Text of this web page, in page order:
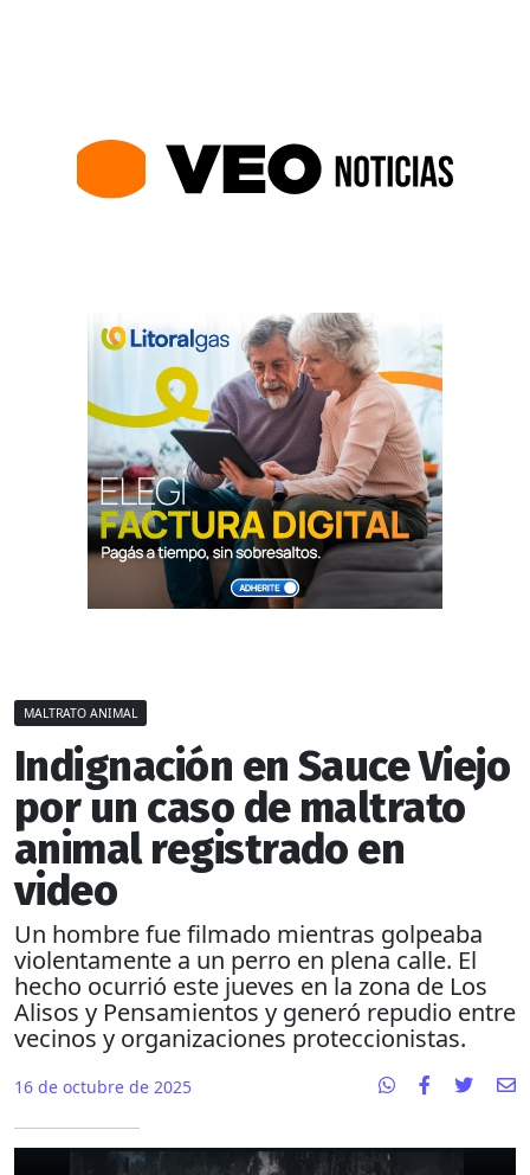
MALTRATO ANIMAL
Indignación en Sauce Viejo
por un caso de maltrato
animal registrado en
video
Un hombre fue filmado mientras golpeaba
violentamente a un perro en plena calle. El
hecho ocurrió este jueves en la zona de Los
Alisos y Pensamientos y generó repudio entre
vecinos y organizaciones proteccionistas.
16 de octubre de 2025